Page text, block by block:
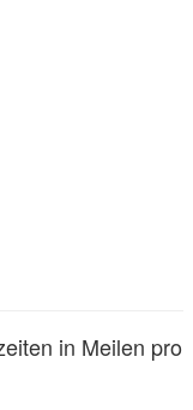
in Meilen pro